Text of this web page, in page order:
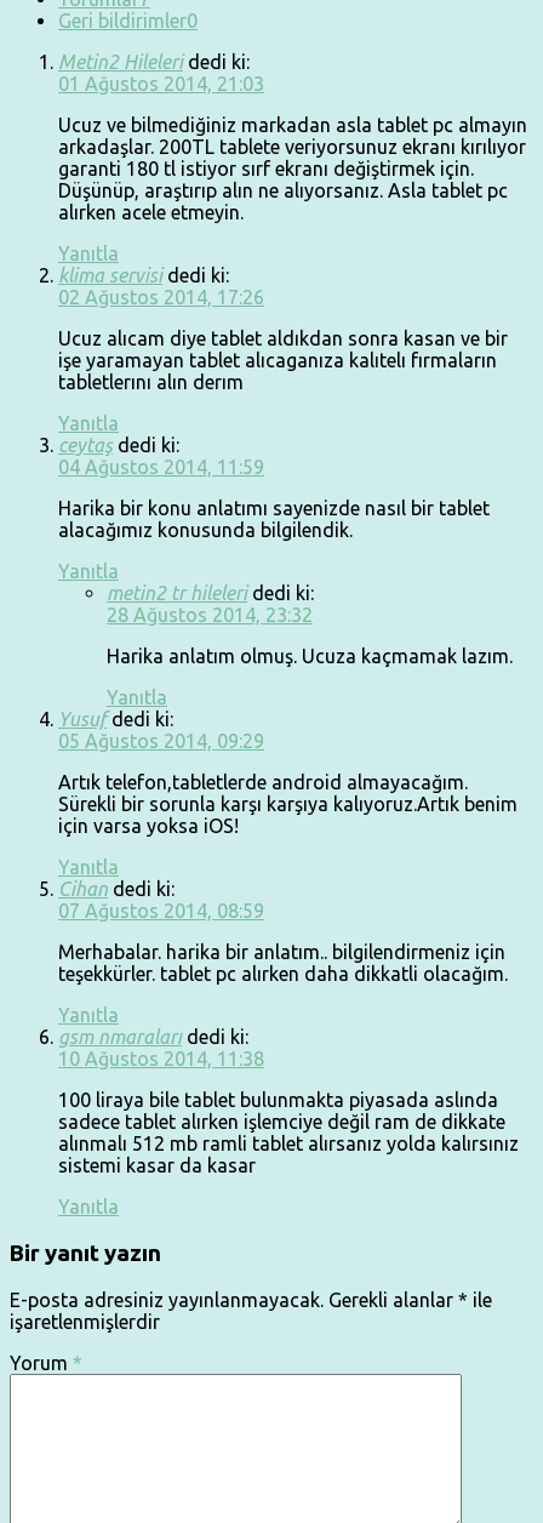
Geri bildirimler0
Metin2 Hileleri dedi ki:
01 Ağustos 2014, 21:03
Ucuz ve bilmediğiniz markadan asla tablet pc almayın
arkadaşlar. 200TL tablete veriyorsunuz ekranı kırılıyor
garanti 180 tl istiyor sırf ekranı değiştirmek için.
Düşünüp, araştırıp alın ne alıyorsanız. Asla tablet pc
alırken acele etmeyin.
Yanıtla
klima servisi dedi ki:
02 Ağustos 2014, 17:26
Ucuz alıcam diye tablet aldıkdan sonra kasan ve bir
işe yaramayan tablet alıcaganıza kalıtelı fırmaların
tabletlerını alın derım
Yanıtla
ceytaş dedi ki:
04 Ağustos 2014, 11:59
Harika bir konu anlatımı sayenizde nasıl bir tablet
alacağımız konusunda bilgilendik.
Yanıtla
metin2 tr hileleri dedi ki:
28 Ağustos 2014, 23:32
Harika anlatım olmuş. Ucuza kaçmamak lazım.
Yanıtla
Yusuf dedi ki:
05 Ağustos 2014, 09:29
Artık telefon,tabletlerde android almayacağım.
Sürekli bir sorunla karşı karşıya kalıyoruz.Artık benim
için varsa yoksa iOS!
Yanıtla
Cihan dedi ki:
07 Ağustos 2014, 08:59
Merhabalar. harika bir anlatım.. bilgilendirmeniz için
teşekkürler. tablet pc alırken daha dikkatli olacağım.
Yanıtla
gsm nmaraları dedi ki:
10 Ağustos 2014, 11:38
100 liraya bile tablet bulunmakta piyasada aslında
sadece tablet alırken işlemciye değil ram de dikkate
alınmalı 512 mb ramli tablet alırsanız yolda kalırsınız
sistemi kasar da kasar
Yanıtla
Bir yanıt yazın
E-posta adresiniz yayınlanmayacak. Gerekli alanlar * ile
işaretlenmişlerdir
Yorum *